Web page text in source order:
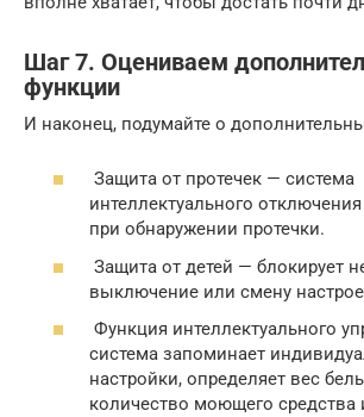
Шаг 7. Оцениваем
функции
И наконец, подумайте о
Защита от протечек — система
интеллектуального
при обнаружении протечки.
Защита от детей — блокирует
выключение или смену
Функция интеллектуального
система запоминает
настройки, определяет вес
количество моющего средства